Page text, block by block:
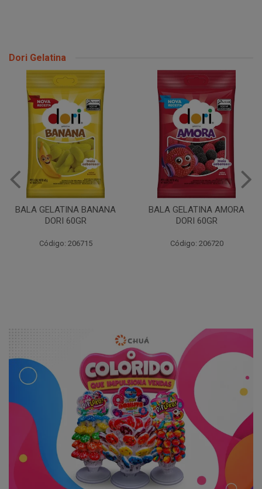
Dori Gelatina
BALA GELATINA BANANA
DORI 60GR
Código: 206715
BALA GELATINA AMORA
DORI 60GR
Código: 206720